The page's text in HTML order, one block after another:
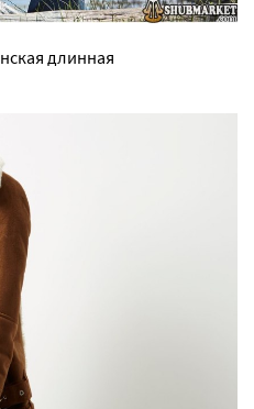
длинная